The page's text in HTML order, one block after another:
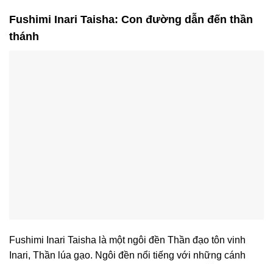
Fushimi Inari Taisha: Con đường dẫn đến thần
thánh
Fushimi Inari Taisha là một ngôi đền Thần đạo tôn vinh
Inari, Thần lúa gạo. Ngôi đền nổi tiếng với những cánh